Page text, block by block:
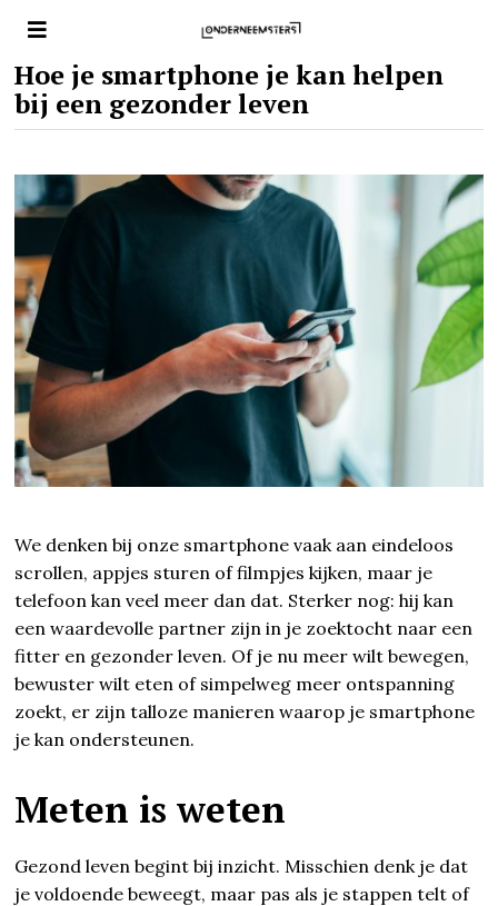
Hoe je smartphone je kan helpen
bij een gezonder leven
We denken bij onze smartphone vaak aan eindeloos
scrollen, appjes sturen of filmpjes kijken, maar je
telefoon kan veel meer dan dat. Sterker nog: hij kan
een waardevolle partner zijn in je zoektocht naar een
fitter en gezonder leven. Of je nu meer wilt bewegen,
bewuster wilt eten of simpelweg meer ontspanning
zoekt, er zijn talloze manieren waarop je smartphone
je kan ondersteunen.
Meten is weten
Gezond leven begint bij inzicht. Misschien denk je dat
je voldoende beweegt, maar pas als je stappen telt of